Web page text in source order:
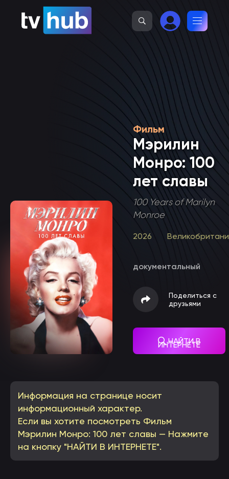
Фильм
Мэрилин
Монро: 100
лет славы
100 Years of Marilyn
Monroe
2026
документальный
Поделиться с
друзьями
НАЙТИ В
ИНТЕРНЕТЕ
Информация на странице носит
информационный характер.
Если вы хотите посмотреть Фильм
Мэрилин Монро: 100 лет славы — Нажмите
на кнопку "НАЙТИ В ИНТЕРНЕТЕ".